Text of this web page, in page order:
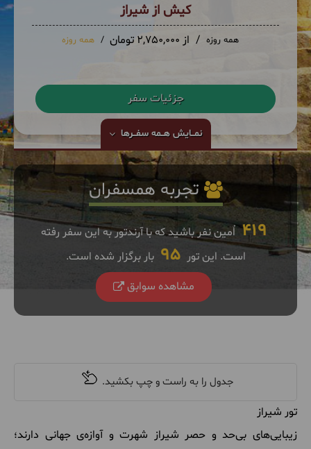
کیش از شیراز
همه روزه از 2,750,000 تومان همه روزه
جزئیات سفر
نمــایشهــمه سفــرها
تجربه همسفران
419 اٌمین نفر باشید که با آرندتور به این سفر رفته
است. این تور 95 بار برگزار شده است.
مشاهده سوابق
تور شیراز
زیبایی‌های بی‌حد و حصر شیراز شهرت و آوازه‌ی جهانی دارند؛